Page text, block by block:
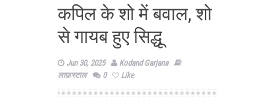
कपिल के शो में बवाल, शो
से गायब हुए सिद्धू
Jun 30, 2025
Kodand Garjana
लाफ़स्टाल
0 Like